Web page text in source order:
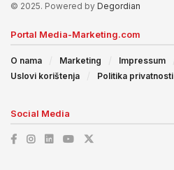
© 2025. Powered by Degordian
Portal Media-Marketing.com
O nama Marketing Impressum
Uslovi korištenja
Politika privatnosti
Social Media